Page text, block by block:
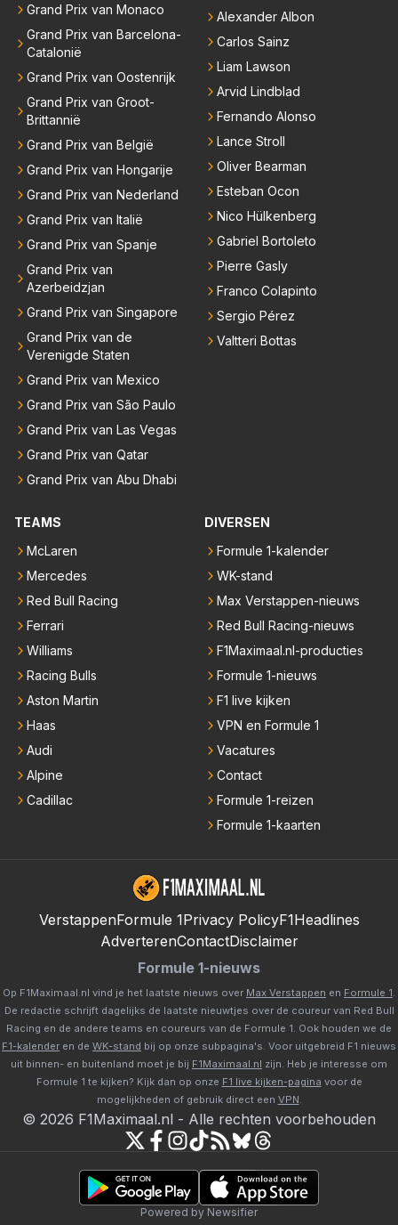
Grand Prix van Monaco
Grand Prix van Barcelona-
Catalonië
Grand Prix van Oostenrijk
Grand Prix van Groot-
Brittannië
Grand Prix van België
Grand Prix van Hongarije
Grand Prix van Nederland
Grand Prix van Italië
Grand Prix van Spanje
Grand Prix van
Azerbeidzjan
Grand Prix van Singapore
Grand Prix van de
Verenigde Staten
Grand Prix van Mexico
Grand Prix van São Paulo
Grand Prix van Las Vegas
Grand Prix van Qatar
Grand Prix van Abu Dhabi
Alexander Albon
Carlos Sainz
Liam Lawson
Arvid Lindblad
Fernando Alonso
Lance Stroll
Oliver Bearman
Esteban Ocon
Nico Hülkenberg
Gabriel Bortoleto
Pierre Gasly
Franco Colapinto
Sergio Pérez
Valtteri Bottas
TEAMS
McLaren
Mercedes
Red Bull Racing
Ferrari
Williams
Racing Bulls
Aston Martin
Haas
Audi
Alpine
Cadillac
DIVERSEN
Formule 1-kalender
WK-stand
Max Verstappen-nieuws
Red Bull Racing-nieuws
F1Maximaal.nl-producties
Formule 1-nieuws
F1 live kijken
VPN en Formule 1
Vacatures
Contact
Formule 1-reizen
Formule 1-kaarten
VerstappenFormule 1Privacy PolicyF1Headlines
AdverterenContactDisclaimer
Formule 1-nieuws
Op F1Maximaal.nl vind je het laatste nieuws over Max Verstappen en Formule 1
De redactie schrijft dagelijks de laatste nieuwtjes over de coureur van Red Bull
Racing en de andere teams en coureurs van de Formule 1. Ook houden we de
F1-kalender en de WK-stand bij op onze subpagina's. Voor uitgebreid F1 nieuws
uit binnen- en buitenland moet je bij F1Maximaal.nl zijn. Heb je interesse om
Formule 1 te kijken? Kijk dan op onze F1 live kijken-pagina voor de
mogelijkheden of gebruik direct een VPN
© 2026 F1Maximaal.nl - Alle rechten voorbehouden
Powered by Newsifier